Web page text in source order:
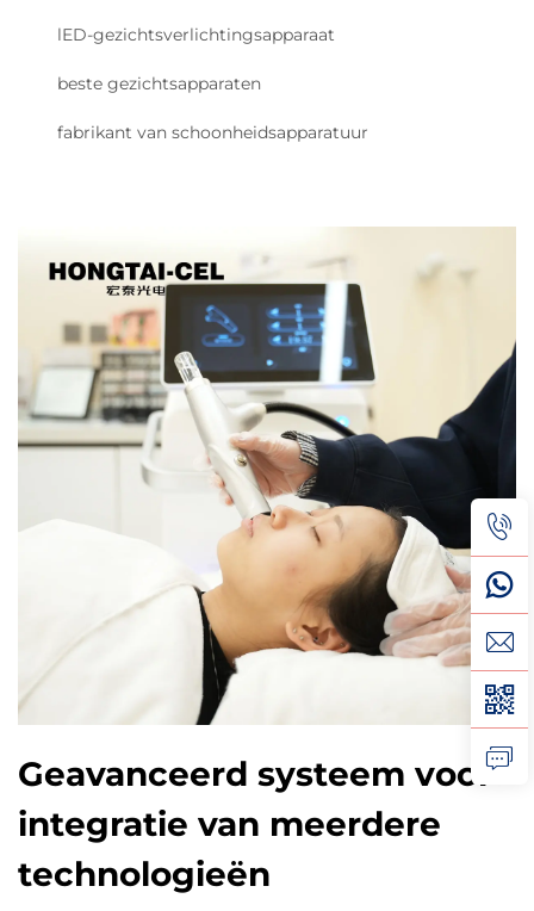
lED-gezichtsverlichtingsapparaat
beste gezichtsapparaten
fabrikant van schoonheidsapparatuur
Geavanceerd systeem voor
integratie van meerdere
technologieën